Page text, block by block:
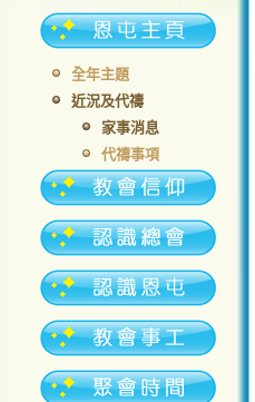
全年主題
近況及代禱
家事消息
代禱事項